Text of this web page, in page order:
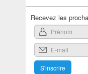
Recevez les